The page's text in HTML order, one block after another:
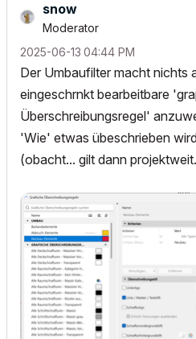
snow
Moderator
‎2025-06-13 04:44 PM
Der Umbaufilter macht nichts
eingeschrnkt bearbeitbare
Überschreibungsregel'
'Wie' etwas übeschrieben
(obacht... gilt dann